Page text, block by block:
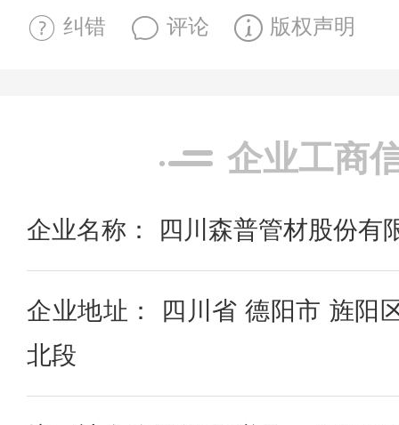
纠错 评论 版权声明
企业工商
企业名称： 四川森普管材股份有
企业地址： 四川省 德阳市 旌阳
北段